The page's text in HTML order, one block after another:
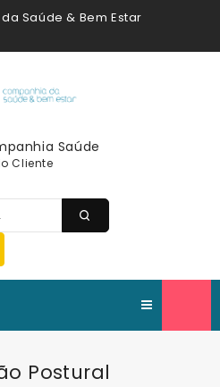
Saúde & Bem Estar
Saúde
Cliente
Postural